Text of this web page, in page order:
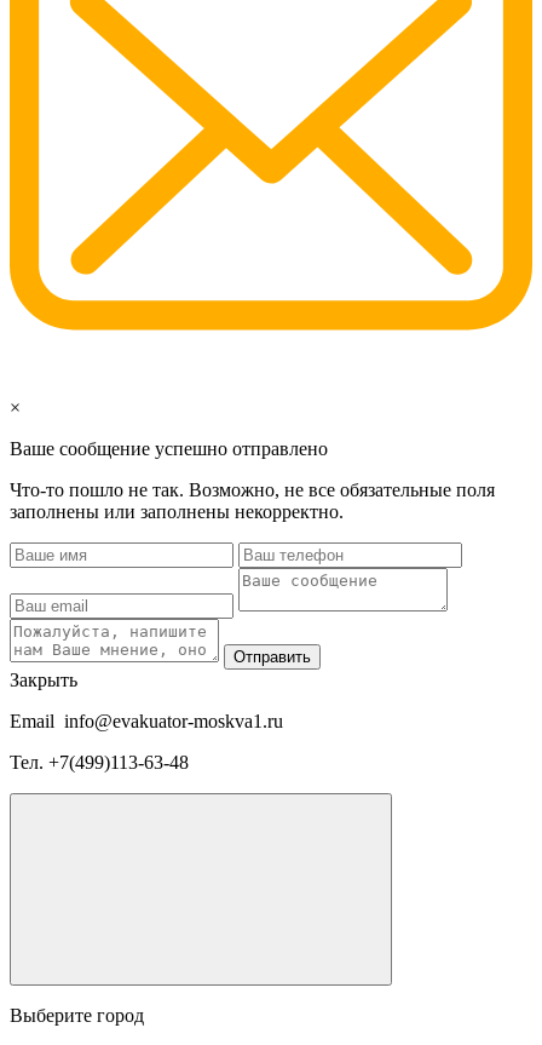
×
Ваше сообщение успешно отправлено
Что-то пошло не так. Возможно, не все обязательные поля
заполнены или заполнены некорректно.
Отправить
Закрыть
Email info@evakuator-moskva1.ru
Тел. +7(499)113-63-48
Выберите город